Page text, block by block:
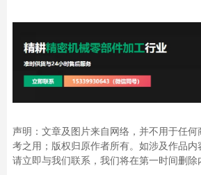
声明：文章及图片来自网络，并不用于任
考之用；版权归原作者所有。如涉及作品内
请立即与我们联系，我们将在第一时间删除